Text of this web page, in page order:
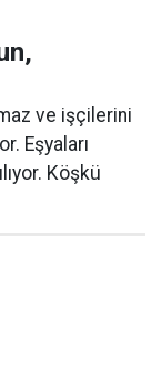
ve işçilerini
Eşyaları
Köşkü